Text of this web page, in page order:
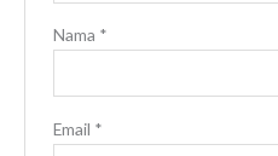
Nama *
Email *